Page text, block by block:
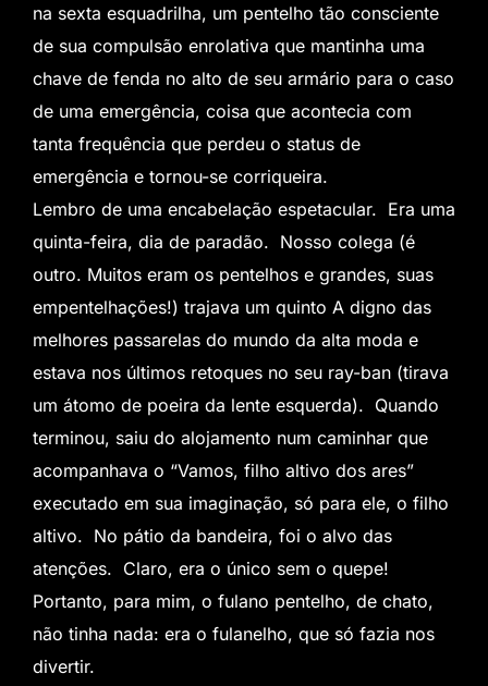
na sexta esquadrilha, um pentelho tão consciente
de sua compulsão enrolativa que mantinha uma
chave de fenda no alto de seu armário para o caso
de uma emergência, coisa que acontecia com
tanta frequência que perdeu o status de
emergência e tornou-se corriqueira.
Lembro de uma encabelação espetacular. Era uma
quinta-feira, dia de paradão. Nosso colega (é
outro. Muitos eram os pentelhos e grandes, suas
empentelhações!) trajava um quinto A digno das
melhores passarelas do mundo da alta moda e
estava nos últimos retoques no seu ray-ban (tirava
um átomo de poeira da lente esquerda). Quando
terminou, saiu do alojamento num caminhar que
acompanhava o “Vamos, filho altivo dos ares”
executado em sua imaginação, só para ele, o filho
altivo. No pátio da bandeira, foi o alvo das
atenções. Claro, era o único sem o quepe!
Portanto, para mim, o fulano pentelho, de chato,
não tinha nada: era o fulanelho, que só fazia nos
divertir.